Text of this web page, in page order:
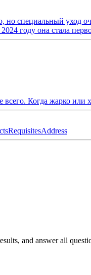
специальный уход
году она стала
Когда жарко или
RequisitesAddress
and answer all